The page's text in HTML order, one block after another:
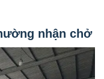
nhận chở